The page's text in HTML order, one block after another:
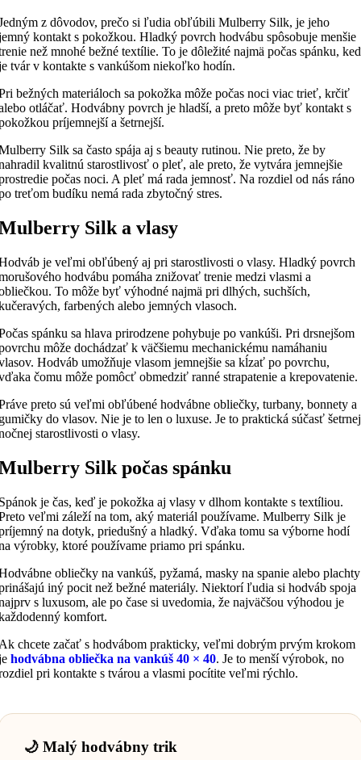
z dôvodov, prečo si ľudia obľúbili Mulberry Silk, je jeho
kontakt s pokožkou. Hladký povrch hodvábu spôsobuje menšie
než mnohé bežné textílie. To je dôležité najmä počas spánku,
tvár v kontakte s vankúšom niekoľko hodín.
bežných materiáloch sa pokožka môže počas noci viac trieť, krčiť
otláčať. Hodvábny povrch je hladší, a preto môže byť kontakt s
príjemnejší a šetrnejší.
Silk sa často spája aj s beauty rutinou. Nie preto, že by
kvalitnú starostlivosť o pleť, ale preto, že vytvára jemnejšie
počas noci. A pleť má rada jemnosť. Na rozdiel od nás ráno
treťom budíku nemá rada zbytočný stres.
Silk a vlasy
je veľmi obľúbený aj pri starostlivosti o vlasy. Hladký povrch
hodvábu pomáha znižovať trenie medzi vlasmi a
To môže byť výhodné najmä pri dlhých, suchších,
farbených alebo jemných vlasoch.
spánku sa hlava prirodzene pohybuje po vankúši. Pri drsnejšom
môže dochádzať k väčšiemu mechanickému namáhaniu
Hodváb umožňuje vlasom jemnejšie sa kĺzať po povrchu,
čomu môže pomôcť obmedziť ranné strapatenie a krepovatenie.
preto sú veľmi obľúbené hodvábne obliečky, turbany, bonnety a
do vlasov. Nie je to len o luxuse. Je to praktická súčasť šetrnej
starostlivosti o vlasy.
Silk počas spánku
je čas, keď je pokožka aj vlasy v dlhom kontakte s textíliou.
veľmi záleží na tom, aký materiál používame. Mulberry Silk je
na dotyk, priedušný a hladký. Vďaka tomu sa výborne hodí
výrobky, ktoré používame priamo pri spánku.
obliečky na vankúš, pyžamá, masky na spanie alebo plachty
iný pocit než bežné materiály. Niektorí ľudia si hodváb spoja
s luxusom, ale po čase si uvedomia, že najväčšou výhodou je
komfort.
chcete začať s hodvábom prakticky, veľmi dobrým prvým krokom
hodvábna obliečka na vankúš 40 × 40. Je to menší výrobok, no
pri kontakte s tvárou a vlasmi pocítite veľmi rýchlo.
🌙 Malý hodvábny trik